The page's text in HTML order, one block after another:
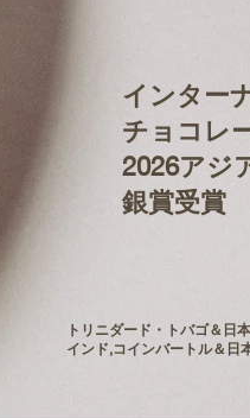
インター
チョコレ
2026アジ
銀賞受賞
トリニダード・トバゴ＆日
インド,コインバートル＆日